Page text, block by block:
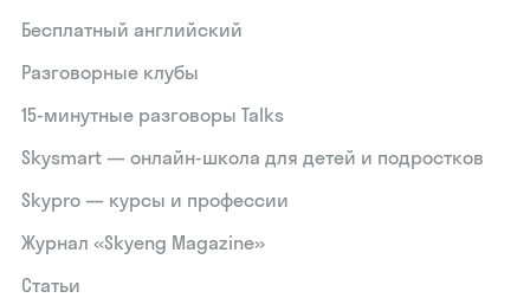
Бесплатный английский
Разговорные клубы
15‑минутные разговоры Talks
Skysmart — онлайн-школа для детей и подростков
Skypro — курсы и профессии
Журнал «Skyeng Magazine»
Статьи